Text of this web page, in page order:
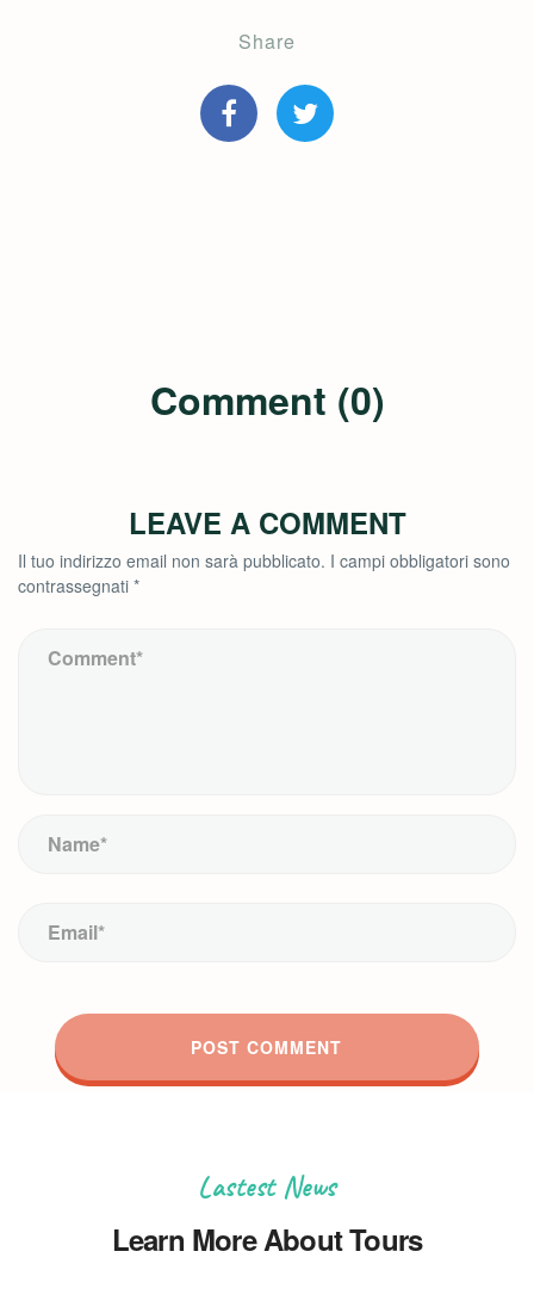
Share
Comment (0)
LEAVE A COMMENT
Il tuo indirizzo email non sarà pubblicato. I campi obbligatori sono
contrassegnati *
Lastest News
Learn More About Tours